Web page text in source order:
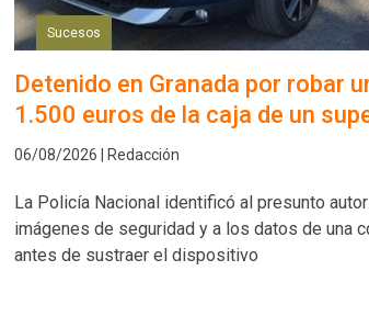
Sucesos
Detenido en Granada por robar
1.500 euros de la caja de un
06/08/2026 | Redacción
La Policía Nacional identificó al presunto
imágenes de seguridad y a los datos de una
antes de sustraer el dispositivo